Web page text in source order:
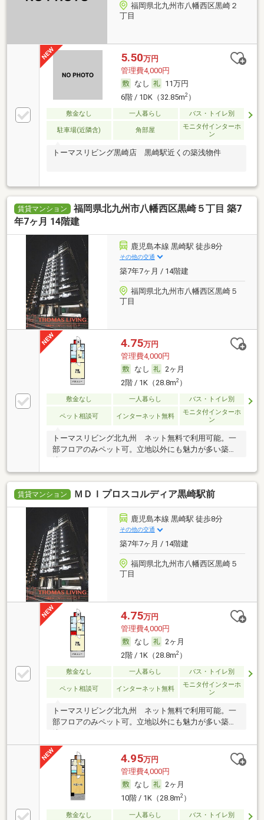
福岡県北九州市八幡西区黒崎２
丁目
5.50万円
管理費4,000円
なし
11万円
6階 / 1DK（32.85m2）
敷金なし 一人暮らし バス・トイレ別
駐車場(近隣含) 角部屋
モニタ付インターホ
ン
トーマスリビング黒崎店 黒崎駅近くの築浅物件
賃貸マンション
福岡県北九州市八幡西区黒崎５丁目 築7
年7ヶ月 14階建
鹿児島本線 黒崎駅 徒歩8分
その他の交通
築7年7ヶ月 / 14階建
福岡県北九州市八幡西区黒崎５
丁目
4.75万円
管理費4,000円
なし
2ヶ月
2階 / 1K（28.8m2）
敷金なし 一人暮らし バス・トイレ別
ペット相談可 インターネット無料
モニタ付インターホ
ン
トーマスリビング北九州 ネット無料で利用可能。一
部フロアのみペット可。立地以外にも魅力が多い築
賃貸マンション ＭＤＩプロスコルディア黒崎駅前
鹿児島本線 黒崎駅 徒歩8分
その他の交通
築7年7ヶ月 / 14階建
福岡県北九州市八幡西区黒崎５
丁目
4.75万円
管理費4,000円
なし
2ヶ月
2階 / 1K（28.8m2）
敷金なし 一人暮らし バス・トイレ別
ペット相談可 インターネット無料
モニタ付インターホ
ン
トーマスリビング北九州 ネット無料で利用可能。一
部フロアのみペット可。立地以外にも魅力が多い築
4.95万円
管理費4,000円
なし
2ヶ月
10階 / 1K（28.8m2）
敷金なし 一人暮らし バス・トイレ別